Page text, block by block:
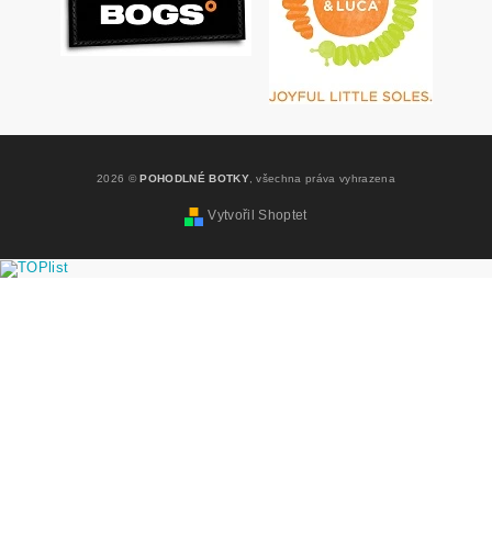
2026 ©POHODLNÉ BOTKY, všechna práva vyhrazena
Vytvořil Shoptet